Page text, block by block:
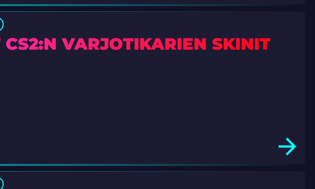
VARJOTIKARIEN SKINIT